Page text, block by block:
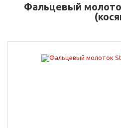
Фальцевый